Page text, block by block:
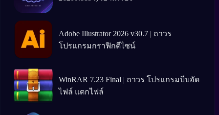
Adobe Illustrator 2026 v30.7 | ถาวร
โปรแกรมกราฟิกดีไซน์
WinRAR 7.23 Final | ถาวร โปรแกรมบีบอัด
ไฟล์ แตกไฟล์